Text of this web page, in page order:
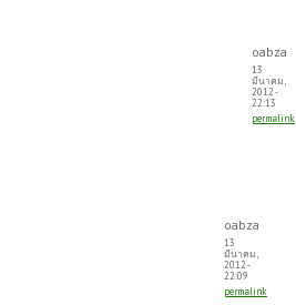
oabza
13
มีนาคม,
2012 -
22:13
permalink
oabza
13
มีนาคม,
2012 -
22:09
permalink